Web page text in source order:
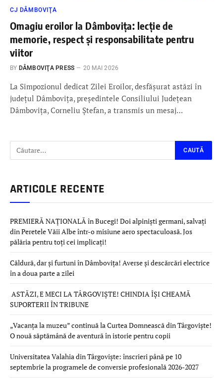
CJ DÂMBOVIŢA
Omagiu eroilor la Dâmbovița: lecție de
memorie, respect și responsabilitate pentru
viitor
BY DÂMBOVIŢA PRESS 20 MAI 2026
La Simpozionul dedicat Zilei Eroilor, desfășurat astăzi în
județul Dâmbovița, președintele Consiliului Județean
Dâmbovița, Corneliu Ștefan, a transmis un mesaj…
ARTICOLE RECENTE
PREMIERĂ NAȚIONALĂ în Bucegi! Doi alpiniști germani, salvați
din Peretele Văii Albe într-o misiune aero spectaculoasă. Jos
pălăria pentru toți cei implicați!
Căldură, dar și furtuni în Dâmbovița! Averse și descărcări electrice
în a doua parte a zilei
ASTĂZI, E MECI LA TÂRGOVIȘTE! CHINDIA ÎȘI CHEAMĂ
SUPORTERII ÎN TRIBUNE
„Vacanța la muzeu” continuă la Curtea Domnească din Târgoviște!
O nouă săptămână de aventură în istorie pentru copii
Universitatea Valahia din Târgoviște: înscrieri până pe 10
septembrie la programele de conversie profesională 2026-2027